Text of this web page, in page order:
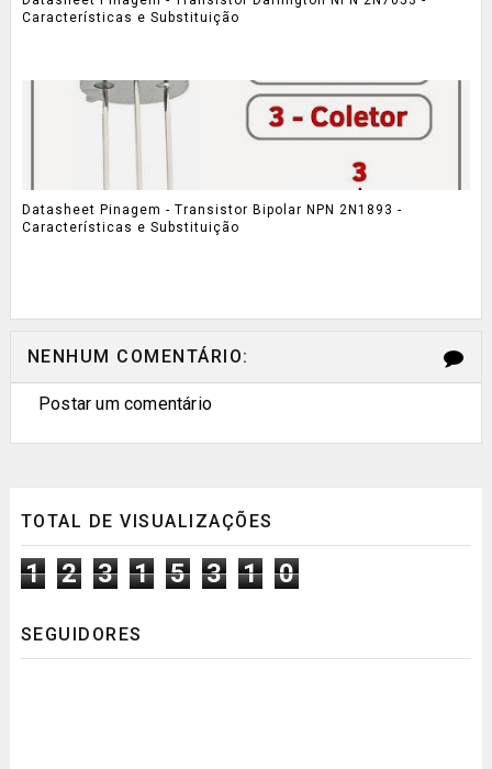
Características e Substituição
Datasheet Pinagem - Transistor Bipolar NPN 2N1893 -
Características e Substituição
NENHUM COMENTÁRIO:
Postar um comentário
TOTAL DE VISUALIZAÇÕES
1 2 3 1 5 3 1 0
SEGUIDORES